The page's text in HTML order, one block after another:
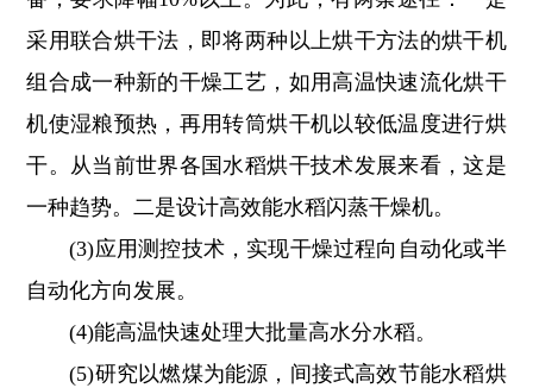
采用联合烘干法，即将两种以上烘干方法的烘干机
组合成一种新的干燥工艺，如用高温快速流化烘干
机使湿粮预热，再用转筒烘干机以较低温度进行烘
干。从当前世界各国水稻烘干技术发展来看，这是
一种趋势。二是设计高效能水稻闪蒸干燥机。
(3)应用测控技术，实现干燥过程向自动化或半
自动化方向发展。
(4)能高温快速处理大批量高水分水稻。
(5)研究以燃煤为能源，间接式高效节能水稻烘